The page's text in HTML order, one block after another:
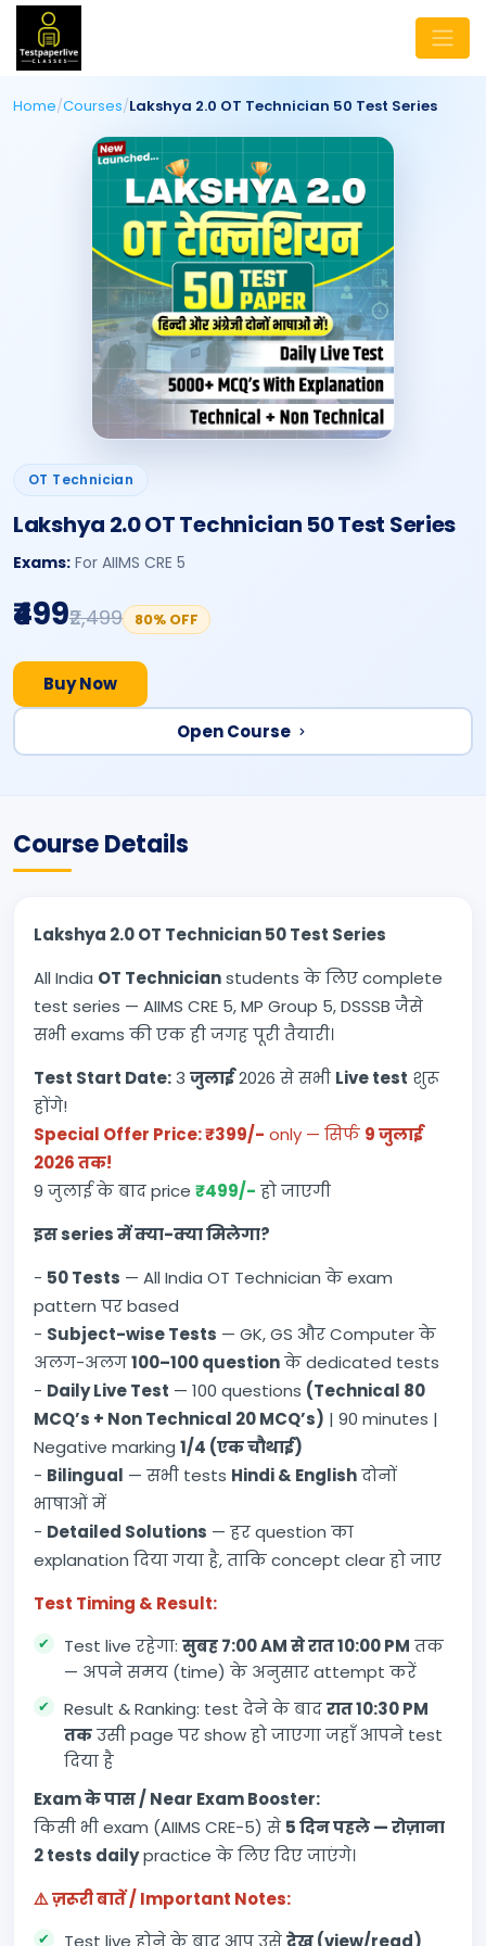
Home/Courses/Lakshya 2.0 OT Technician 50 Test Series
OT Technician
Lakshya 2.0 OT Technician 50 Test Series
Exams: For AIIMS CRE 5
₹499₹2,499 80% OFF
Buy Now
Open Course
Course Details
Lakshya 2.0 OT Technician 50 Test Series
All India OT Technicianstudents के लिए complete
test series — AIIMS CRE 5, MP Group 5, DSSSB जैसे
सभी exams की एक ही जगह पूरी तैयारी।
Test Start Date:3 जुलाई2026 से सभी Live test शुरू
होंगे!
Special Offer Price: ₹399/- only — सिर्फ 9 जुलाई
2026 तक!
9 जुलाई के बाद price ₹499/- हो जाएगी
इस series में क्या-क्या मिलेगा?
- 50 Tests — All India OT Technician के exam
pattern पर based
- Subject-wise Tests — GK, GS और Computer के
अलग-अलग100–100 questionके dedicated tests
- Daily Live Test — 100 questions (Technical 80
MCQ’s + Non Technical 20 MCQ’s) | 90 minutes |
Negative marking 1/4 (एक चौथाई)
- Bilingual — सभी tests Hindi & Englishदोनों
भाषाओं में
- Detailed Solutions — हर question का
explanation दिया गया है, ताकि concept clear हो जाए
Test Timing & Result:
Test live रहेगा: सुबह 7:00 AM से रात 10:00 PM तक
— अपने समय (time) के अनुसार attempt करें
Result & Ranking: test देने के बादरात 10:30 PM
तकउसी page पर show हो जाएगा जहाँ आपने test
दिया है
Exam के पास / Near Exam Booster:
किसी भी exam (AIIMS CRE-5) से 5 दिन पहले — रोज़ाना
2 tests dailypractice के लिए दिए जाएंगे।
⚠️ ज़रूरी बातें / Important Notes:
Test live होने के बाद आप उसेदेख (view/read)